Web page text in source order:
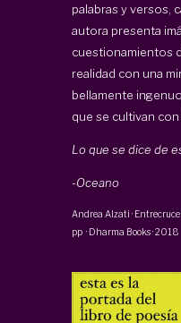
palabras y versos,
autora presenta
cuestionamientos
realidad con una
bellamente
que se cultivan con
Lo que se dice de
-Oceano
Andrea Alzati ·
pp · Dharma Books·2018